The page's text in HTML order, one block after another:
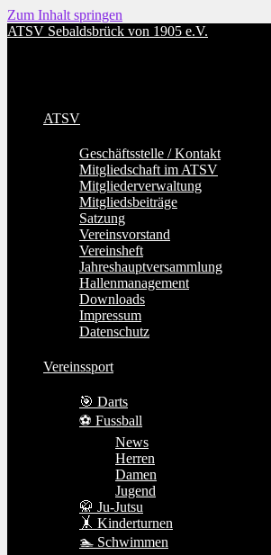
Zum Inhalt springen
ATSV Sebaldsbrück von 1905 e.V.
ATSV
Geschäftsstelle / Kontakt
Mitgliedschaft im ATSV
Mitgliederverwaltung
Mitgliedsbeiträge
Satzung
Vereinsvorstand
Vereinsheft
Jahreshauptversammlung
Hallenmanagement
Downloads
Impressum
Datenschutz
Vereinssport
🎯 Darts
⚽ Fussball
News
Herren
Damen
Jugend
🥋 Ju-Jutsu
🤸 Kinderturnen
🏊 Schwimmen